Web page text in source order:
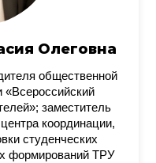
Олеговна
общественной
«Всероссийский
заместитель
координации,
студенческих
формирований ТРУ